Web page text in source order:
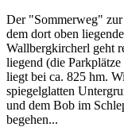
Der "Sommerweg"
dem dort oben
Wallbergkircherl geht
liegend (die
liegt bei ca. 825 hm.
spiegelglatten
und dem Bob im
begehen...